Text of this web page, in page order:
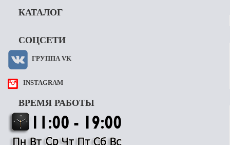
КАТАЛОГ
СОЦСЕТИ
ГРУППА VK
INSTAGRAM
ВРЕМЯ РАБОТЫ